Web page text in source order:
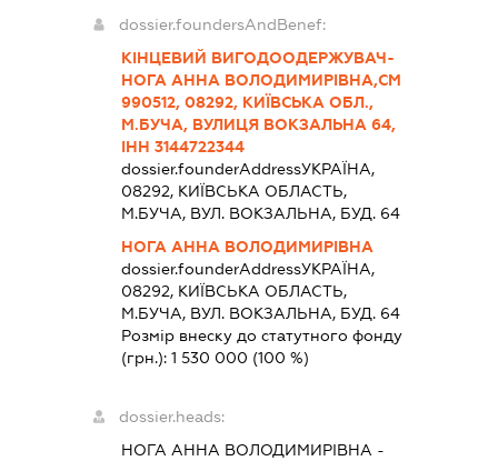
dossier.foundersAndBenef:
КІНЦЕВИЙ ВИГОДООДЕРЖУВАЧ-
НОГА АННА ВОЛОДИМИРІВНА,СМ
990512, 08292, КИЇВСЬКА ОБЛ.,
М.БУЧА, ВУЛИЦЯ ВОКЗАЛЬНА 64,
ІНН 3144722344
dossier.founderAddressУКРАЇНА,
08292, КИЇВСЬКА ОБЛАСТЬ,
М.БУЧА, ВУЛ. ВОКЗАЛЬНА, БУД. 64
НОГА АННА ВОЛОДИМИРІВНА
dossier.founderAddressУКРАЇНА,
08292, КИЇВСЬКА ОБЛАСТЬ,
М.БУЧА, ВУЛ. ВОКЗАЛЬНА, БУД. 64
Розмір внеску до статутного фонду
(грн.):1 530 000 (100 %)
dossier.heads:
НОГА АННА ВОЛОДИМИРІВНА -